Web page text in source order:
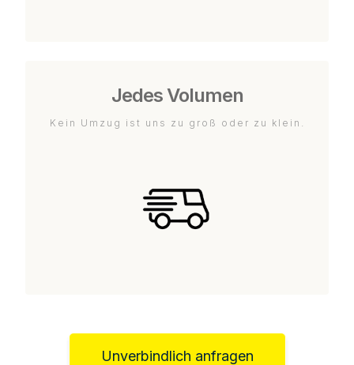
Jedes Volumen
Kein Umzug ist uns zu groß oder zu klein.
Unverbindlich anfragen